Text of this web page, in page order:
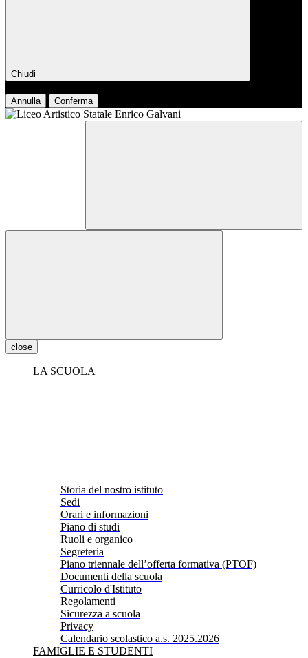
Chiudi
Annulla Conferma
close
LA SCUOLA
Storia del nostro istituto
Sedi
Orari e informazioni
Piano di studi
Ruoli e organico
Segreteria
Piano triennale dell’offerta formativa (PTOF)
Documenti della scuola
Curricolo d'Istituto
Regolamenti
Sicurezza a scuola
Privacy
Calendario scolastico a.s. 2025.2026
FAMIGLIE E STUDENTI